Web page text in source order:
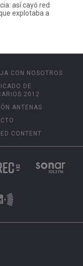
así cayó red
explotaba a
CON NOSOTROS
DE
2012
ANTENAS
CONTENT